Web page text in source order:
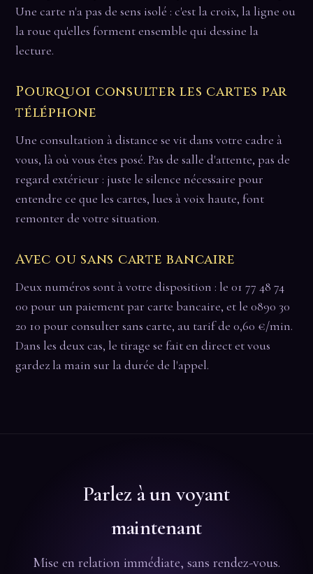
Une carte n'a pas de sens isolé : c'est la croix, la ligne ou
la roue qu'elles forment ensemble qui dessine la
lecture.
Pourquoi consulter les cartes par
téléphone
Une consultation à distance se vit dans votre cadre à
vous, là où vous êtes posé. Pas de salle d'attente, pas de
regard extérieur : juste le silence nécessaire pour
entendre ce que les cartes, lues à voix haute, font
remonter de votre situation.
Avec ou sans carte bancaire
Deux numéros sont à votre disposition : le 01 77 48 74
00 pour un paiement par carte bancaire, et le 0890 30
20 10 pour consulter sans carte, au tarif de 0,60 €/min.
Dans les deux cas, le tirage se fait en direct et vous
gardez la main sur la durée de l'appel.
Parlez à un voyant
maintenant
Mise en relation immédiate, sans rendez-vous.